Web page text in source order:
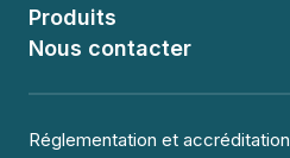
Produits
Nous contacter
Réglementation et accréditation